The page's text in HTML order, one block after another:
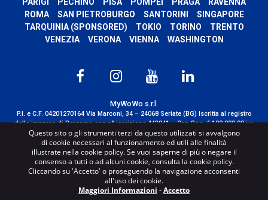
ROMA
SAN PIETROBURGO SANTORINI
SINGAPORE
TARQUINIA (SPONSORED)
TOKIO TORINO
TRENTO
VENEZIA
VERONA VIENNA WASHINGTON
MyWoWo s.r.l.
P.I. e C.F. 04201270164 Via Marconi, 34 – 24068 Seriate (BG) Iscritta al registro
delle imprese di Bergamo con n° iscrizione 443941 – Cap.Soc. € 100.000,00 i.v.
TERMS AND CONDITIONS-CREDITS
Questo sito o gli strumenti terzi da questo utilizzati si avvalgono
di cookie necessari al funzionamento ed utili alle finalità
illustrate nella cookie policy. Se vuoi saperne di più o negare il
consenso a tutti o ad alcuni cookie, consulta la cookie policy.
Cliccando su 'Accetto' o proseguendo la navigazione acconsenti
all'uso dei cookie.
Maggiori Informazioni -Accetto